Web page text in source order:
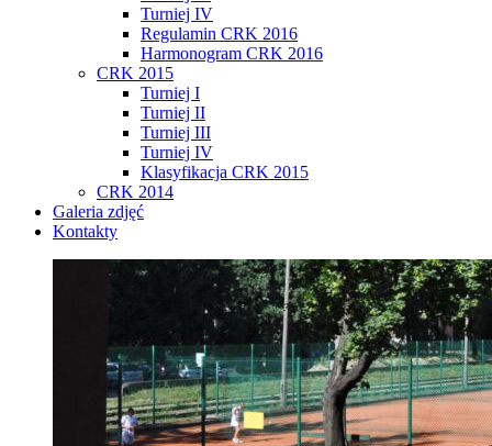
Turniej IV
Regulamin CRK 2016
Harmonogram CRK 2016
CRK 2015
Turniej I
Turniej II
Turniej III
Turniej IV
Klasyfikacja CRK 2015
CRK 2014
Galeria zdjęć
Kontakty